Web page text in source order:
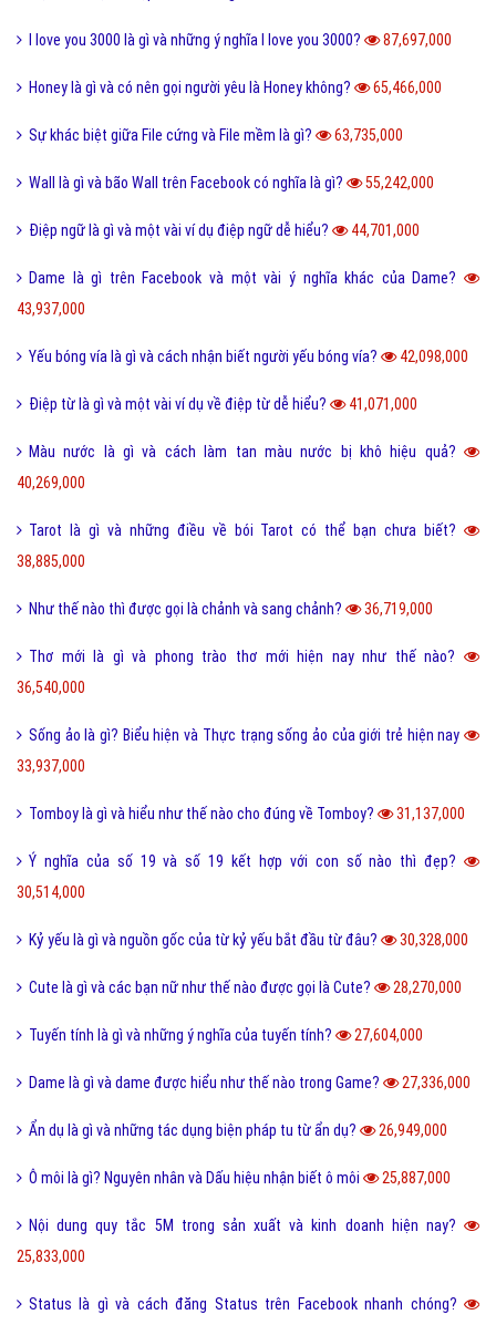
I love you 3000 là gì và những ý nghĩa I love you 3000? 87,697,000
Honey là gì và có nên gọi người yêu là Honey không? 65,466,000
Sự khác biệt giữa File cứng và File mềm là gì? 63,735,000
Wall là gì và bão Wall trên Facebook có nghĩa là gì? 55,242,000
Điệp ngữ là gì và một vài ví dụ điệp ngữ dễ hiểu? 44,701,000
Dame là gì trên Facebook và một vài ý nghĩa khác của Dame?
43,937,000
Yếu bóng vía là gì và cách nhận biết người yếu bóng vía? 42,098,000
Điệp từ là gì và một vài ví dụ về điệp từ dễ hiểu? 41,071,000
Màu nước là gì và cách làm tan màu nước bị khô hiệu quả?
40,269,000
Tarot là gì và những điều về bói Tarot có thể bạn chưa biết?
38,885,000
Như thế nào thì được gọi là chảnh và sang chảnh? 36,719,000
Thơ mới là gì và phong trào thơ mới hiện nay như thế nào?
36,540,000
Sống ảo là gì? Biểu hiện và Thực trạng sống ảo của giới trẻ hiện nay
33,937,000
Tomboy là gì và hiểu như thế nào cho đúng về Tomboy? 31,137,000
Ý nghĩa của số 19 và số 19 kết hợp với con số nào thì đẹp?
30,514,000
Kỷ yếu là gì và nguồn gốc của từ kỷ yếu bắt đầu từ đâu? 30,328,000
Cute là gì và các bạn nữ như thế nào được gọi là Cute? 28,270,000
Tuyến tính là gì và những ý nghĩa của tuyến tính? 27,604,000
Dame là gì và dame được hiểu như thế nào trong Game? 27,336,000
Ẩn dụ là gì và những tác dụng biện pháp tu từ ẩn dụ? 26,949,000
Ô môi là gì? Nguyên nhân và Dấu hiệu nhận biết ô môi 25,887,000
Nội dung quy tắc 5M trong sản xuất và kinh doanh hiện nay?
25,833,000
Status là gì và cách đăng Status trên Facebook nhanh chóng?